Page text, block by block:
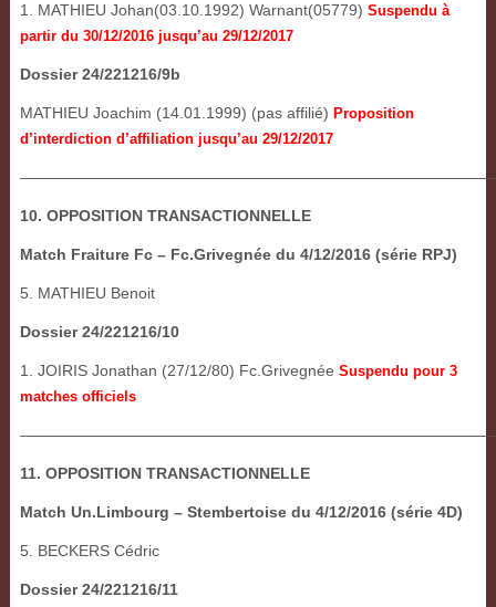
1. MATHIEU Johan(03.10.1992) Warnant(05779) Suspendu à
partir du 30/12/2016 jusqu’au 29/12/2017
Dossier 24/221216/9b
MATHIEU Joachim (14.01.1999) (pas affilié) Proposition
d’interdiction d’affiliation jusqu’au 29/12/2017
10. OPPOSITION TRANSACTIONNELLE
Match Fraiture Fc – Fc.Grivegnée du 4/12/2016 (série RPJ)
5. MATHIEU Benoit
Dossier 24/221216/10
1. JOIRIS Jonathan (27/12/80) Fc.Grivegnée Suspendu pour 3
matches officiels
11. OPPOSITION TRANSACTIONNELLE
Match Un.Limbourg – Stembertoise du 4/12/2016 (série 4D)
5. BECKERS Cédric
Dossier 24/221216/11